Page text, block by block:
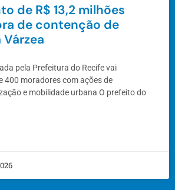
de R$ 13,2 milhões
de contenção de
pela Prefeitura do Recife vai
400 moradores com ações de
e mobilidade urbana O prefeito do